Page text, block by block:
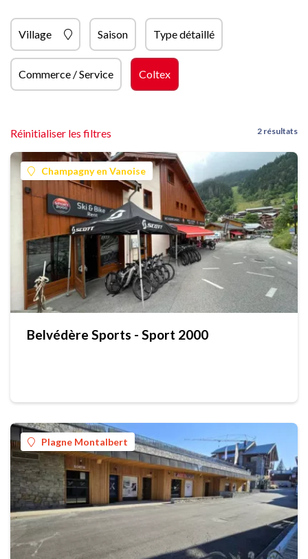
Village Saison Type détaillé
Commerce / Service Coltex
Réinitialiser les filtres 2 résultats
Champagny en Vanoise
Belvédère Sports - Sport 2000
Plagne Montalbert